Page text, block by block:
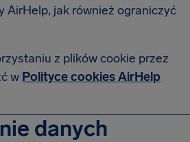
AirHelp, jak również ograniczyć
z plików cookie przez
w Polityce cookies AirHelp
danych